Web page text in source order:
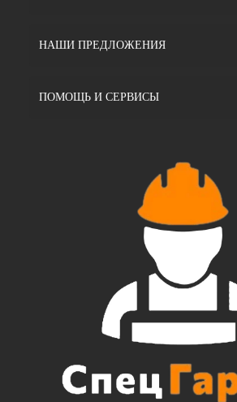
НАШИ ПРЕДЛОЖЕНИЯ
ПОМОЩЬ И СЕРВИСЫ